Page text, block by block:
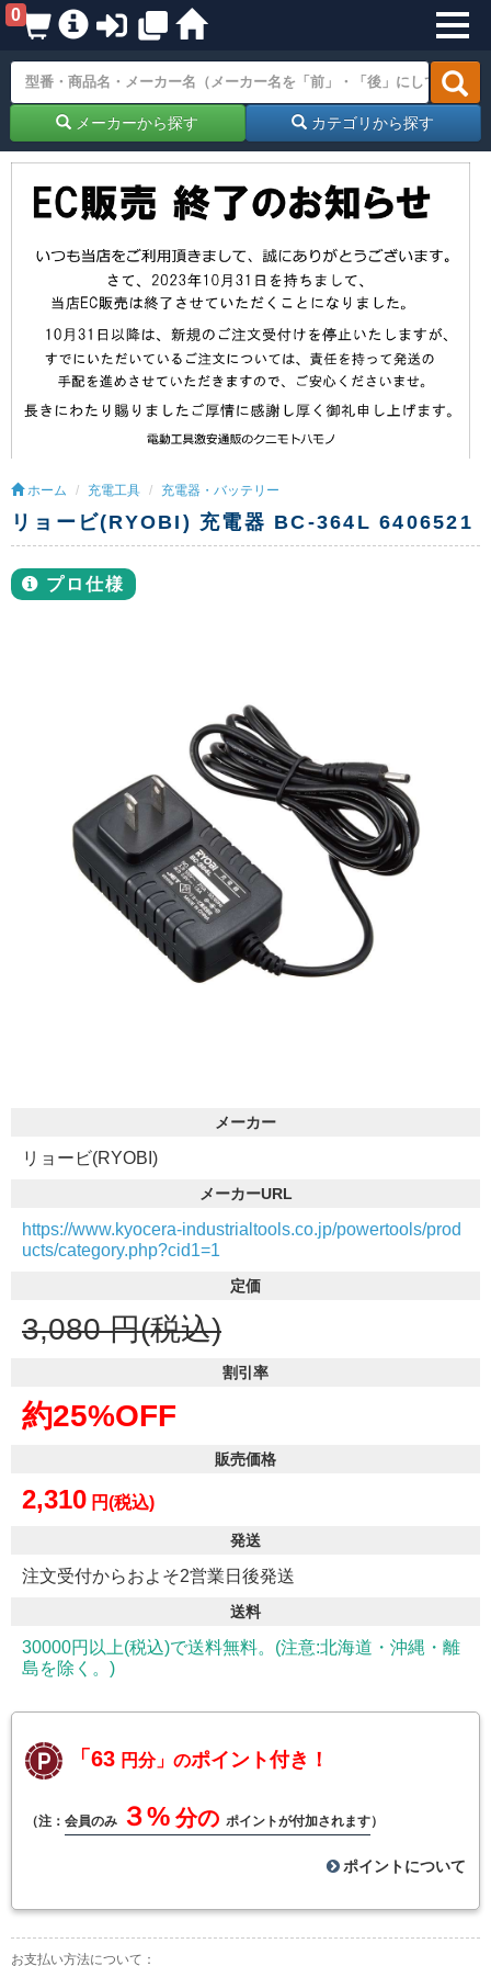
0
メーカーから探す カテゴリから探す
ホーム 充電工具 充電器・バッテリー
リョービ(RYOBI) 充電器 BC-364L 6406521
プロ仕様
メーカー
リョービ(RYOBI)
メーカーURL
https://www.kyocera-industrialtools.co.jp/powertools/prod
ucts/category.php?cid1=1
定価
3,080 円(税込)
割引率
約25%OFF
販売価格
2,310 円(税込)
発送
注文受付からおよそ2営業日後発送
送料
30000円以上(税込)で送料無料。(注意:北海道・沖縄・離
島を除く。)
「63 円分」のポイント付き！
（注： 会員のみ ３% 分の ポイントが付加されます）
ポイントについて
お支払い方法について：